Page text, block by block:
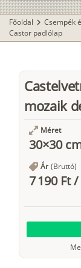
Főoldal chevron_right Csempék
Castor padlólap
mozaik
Méret
30×30
Ár (Bruttó)
7 190 Ft/